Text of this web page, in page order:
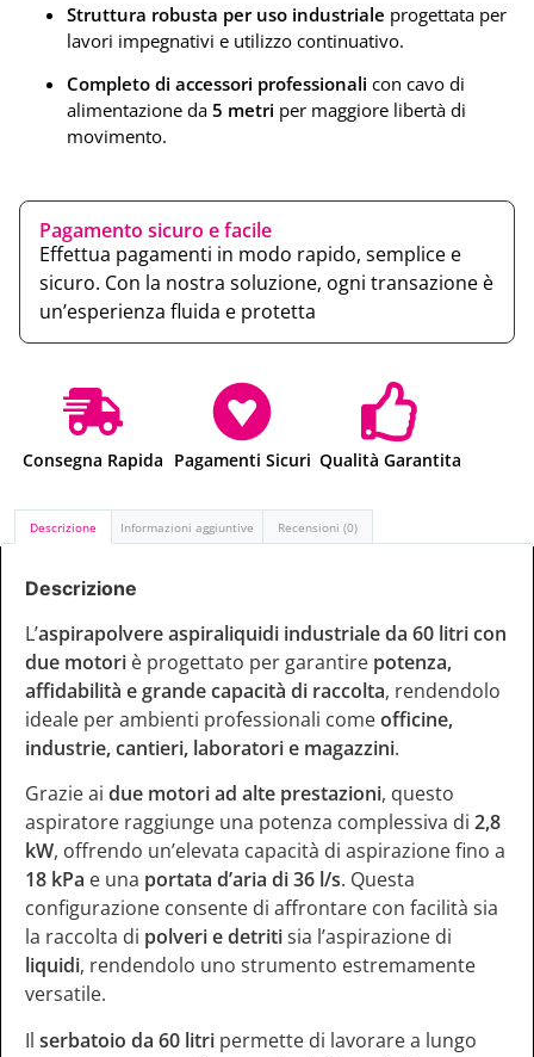
Struttura robusta per uso industriale progettata per
lavori impegnativi e utilizzo continuativo.
Completo di accessori professionali con cavo di
alimentazione da 5 metri per maggiore libertà di
movimento.
Pagamento sicuro e facile
Effettua pagamenti in modo rapido, semplice e
sicuro. Con la nostra soluzione, ogni transazione è
un’esperienza fluida e protetta
Consegna Rapida Pagamenti Sicuri Qualità Garantita
Descrizione Informazioni aggiuntive Recensioni (0)
Descrizione
L’aspirapolvere aspiraliquidi industriale da 60 litri con
due motori è progettato per garantire potenza,
affidabilità e grande capacità di raccolta, rendendolo
ideale per ambienti professionali comeofficine,
industrie, cantieri, laboratori e magazzini.
Grazie ai due motori ad alte prestazioni, questo
aspiratore raggiunge una potenza complessiva di 2,8
kW, offrendo un’elevata capacità di aspirazione fino a
18 kPa e una portata d’aria di 36 l/s. Questa
configurazione consente di affrontare con facilità sia
la raccolta di polveri e detritisia l’aspirazione di
liquidi, rendendolo uno strumento estremamente
versatile.
Il serbatoio da 60 litri permette di lavorare a lungo